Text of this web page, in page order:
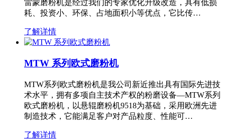
雷蒙磨粉机是经过我们的专家优化升级改造，具有低损
耗、投资小、环保、占地面积小等优点，它比传…
了解详情
MTW 系列欧式磨粉机
MTW系列欧式磨粉机是我公司新近推出具有国际先进技
术水平，拥有多项自主技术产权的粉磨设备—MTW系列
欧式磨粉机，以悬辊磨粉机9518为基础，采用欧洲先进
制造技术，它能满足客户对产品粒度、性能可…
了解详情